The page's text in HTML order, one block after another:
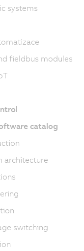
systems
fieldbus modules
catalog
architecture
switching